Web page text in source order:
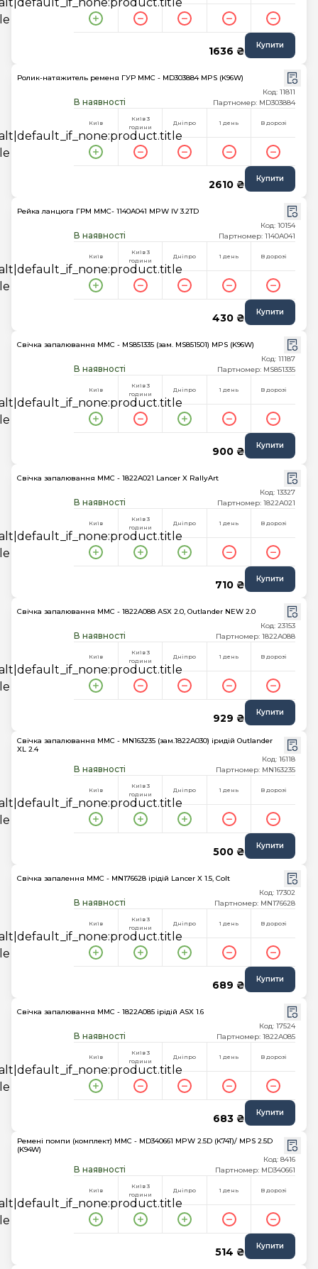
1636 ₴ Купити
Ролик-натяжитель ременя ГУР MMC - MD303884 MPS (K96W)
В наявності
Код: 11811
Партномер: MD303884
Київ
Київ 3
години
Дніпро 1 день В дорозі
2610 ₴ Купити
Рейка ланцюга ГРМ MMC- 1140A041 MPW IV 3.2TD
В наявності
Код: 10154
Партномер: 1140A041
Київ
Київ 3
години
Дніпро 1 день В дорозі
430 ₴ Купити
Свічка запалювання MMC - MS851335 (зам. MS851501) MPS (K96W)
В наявності
Код: 11187
Партномер: MS851335
Київ
Київ 3
години
Дніпро 1 день В дорозі
900 ₴ Купити
Свічка запалювання MMC - 1822A021 Lancer X RallyArt
В наявності
Код: 13327
Партномер: 1822A021
Київ
Київ 3
години
Дніпро 1 день В дорозі
710 ₴ Купити
Свічка запалювання MMC - 1822A088 ASX 2.0, Outlander NEW 2.0
В наявності
Код: 23153
Партномер: 1822A088
Київ
Київ 3
години
Дніпро 1 день В дорозі
929 ₴ Купити
Свічка запалювання MMC - MN163235 (зам.1822A030) іридій Outlander
XL 2.4
В наявності
Код: 16118
Партномер: MN163235
Київ
Київ 3
години
Дніпро 1 день В дорозі
500 ₴ Купити
Свічка запалення MMC - MN176628 ірідій Lancer X 1.5, Colt
В наявності
Код: 17302
Партномер: MN176628
Київ
Київ 3
години
Дніпро 1 день В дорозі
689 ₴ Купити
Свічка запалювання MMC - 1822A085 ірідій ASX 1.6
В наявності
Код: 17524
Партномер: 1822A085
Київ
Київ 3
години
Дніпро 1 день В дорозі
683 ₴ Купити
Ремені помпи (комплект) MMC - MD340661 MPW 2.5D (K74T)/ MPS 2.5D
(K94W)
В наявності
Код: 8416
Партномер: MD340661
Київ
Київ 3
години
Дніпро 1 день В дорозі
514 ₴ Купити